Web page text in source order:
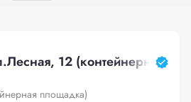
12 (контейнерная
площадка)